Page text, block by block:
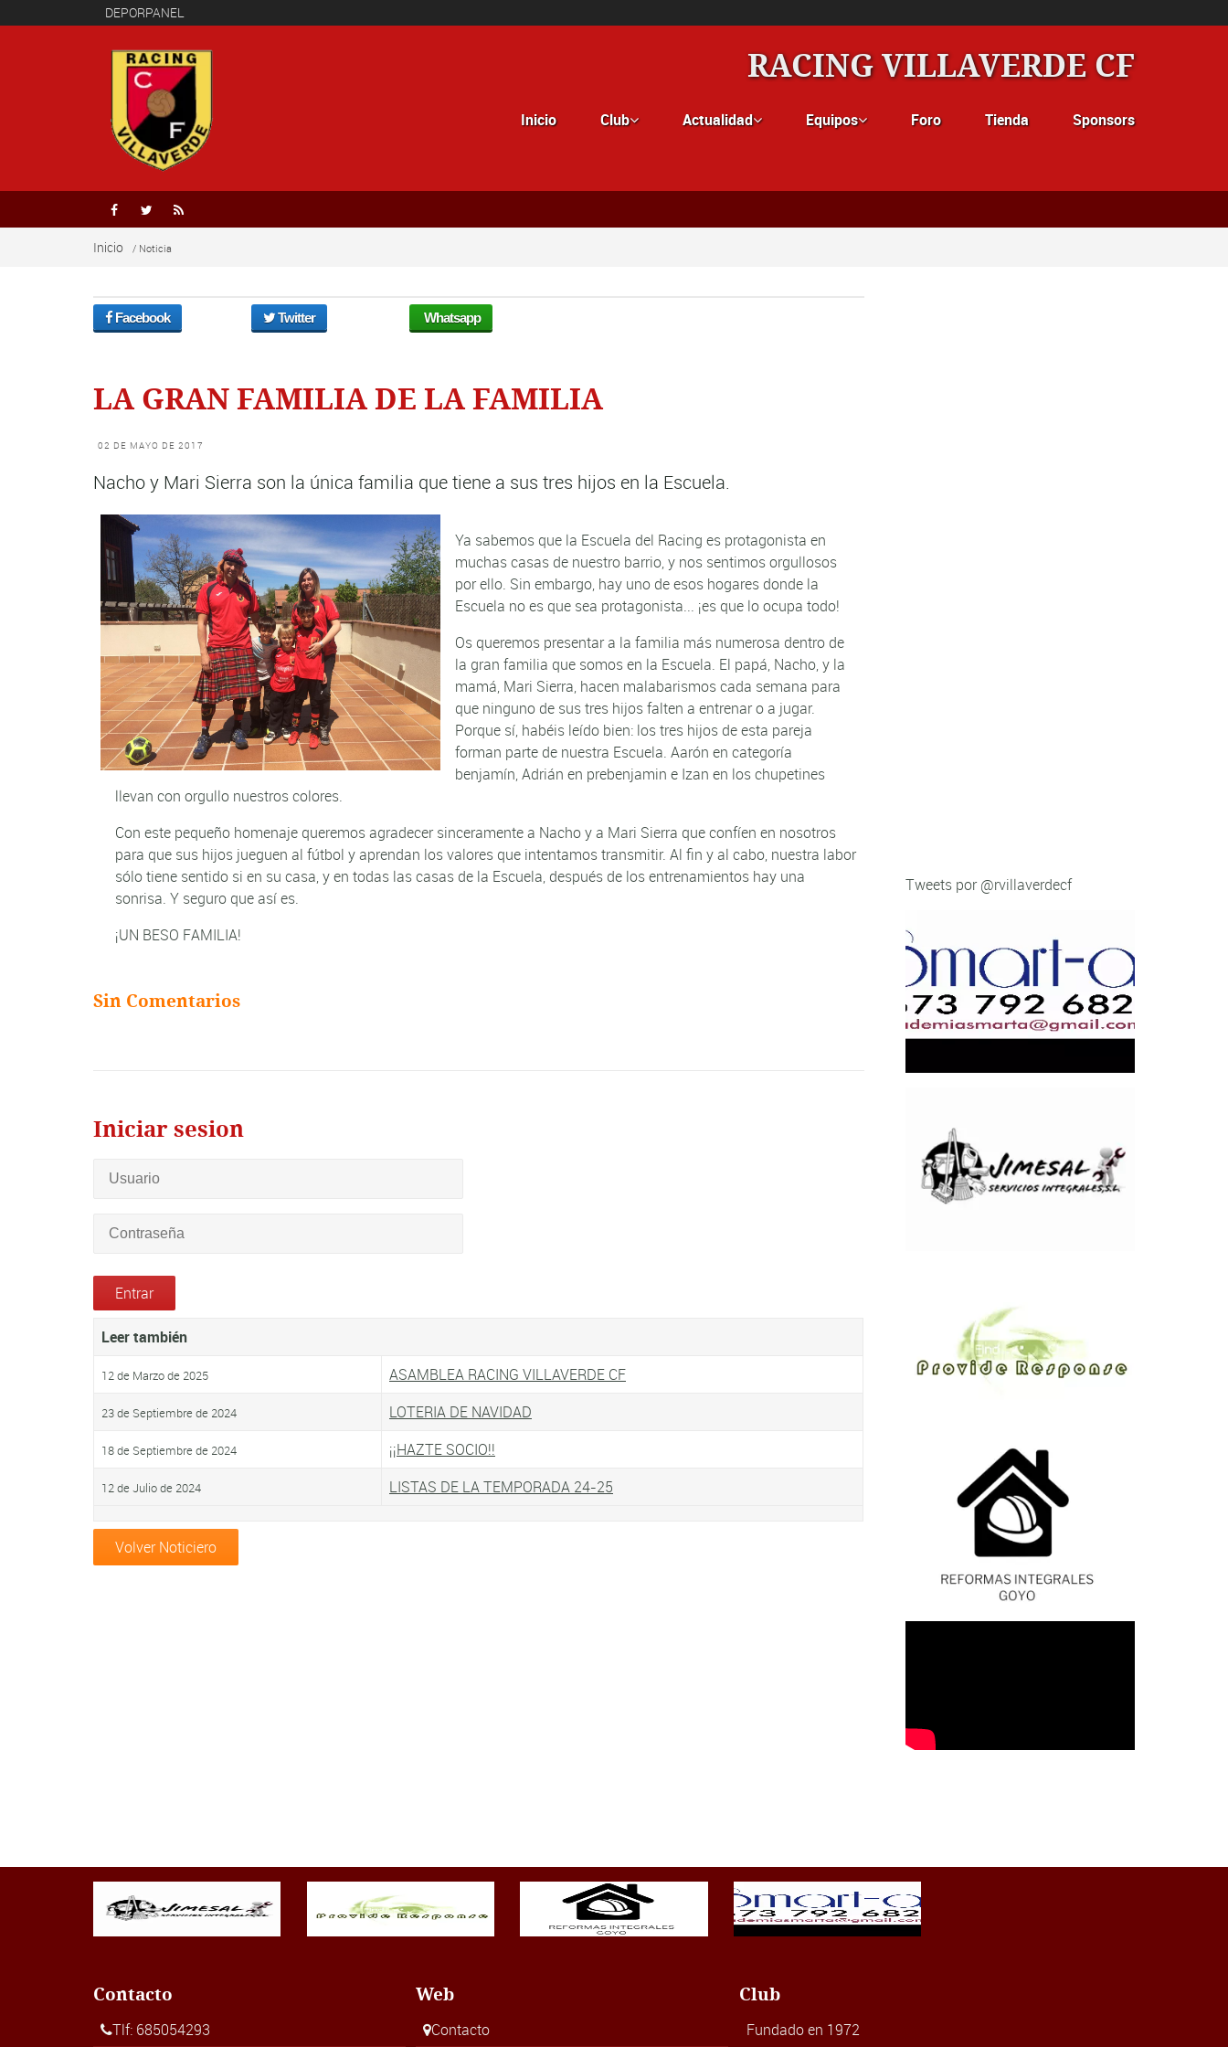
DEPORPANEL
RACING VILLAVERDE CF
Inicio Club Actualidad Equipos Foro Tienda Sponsors
  
Inicio / Noticia
Facebook Twitter Whatsapp
LA GRAN FAMILIA DE LA FAMILIA
02 DE MAYO DE 2017
Nacho y Mari Sierra son la única familia que tiene a sus tres hijos en la Escuela.
Ya sabemos que la Escuela del Racing es protagonista en
muchas casas de nuestro barrio, y nos sentimos orgullosos
por ello. Sin embargo, hay uno de esos hogares donde la
Escuela no es que sea protagonista... ¡es que lo ocupa todo!
Os queremos presentar a la familia más numerosa dentro de
la gran familia que somos en la Escuela. El papá, Nacho, y la
mamá, Mari Sierra, hacen malabarismos cada semana para
que ninguno de sus tres hijos falten a entrenar o a jugar.
Porque sí, habéis leído bien: los tres hijos de esta pareja
forman parte de nuestra Escuela. Aarón en categoría
benjamín, Adrián en prebenjamin e Izan en los chupetines
llevan con orgullo nuestros colores.
Con este pequeño homenaje queremos agradecer sinceramente a Nacho y a Mari Sierra que confíen en nosotros
para que sus hijos jueguen al fútbol y aprendan los valores que intentamos transmitir. Al fin y al cabo, nuestra labor
sólo tiene sentido si en su casa, y en todas las casas de la Escuela, después de los entrenamientos hay una
sonrisa. Y seguro que así es.
¡UN BESO FAMILIA!
Sin Comentarios
Iniciar sesion
Leer también
12 de Marzo de 2025 ASAMBLEA RACING VILLAVERDE CF
23 de Septiembre de 2024 LOTERIA DE NAVIDAD
18 de Septiembre de 2024 ¡¡HAZTE SOCIO!!
12 de Julio de 2024 LISTAS DE LA TEMPORADA 24-25
Volver Noticiero
Tweets por @rvillaverdecf
Contacto
Tlf: 685054293
Web
Contacto
Club
Fundado en 1972